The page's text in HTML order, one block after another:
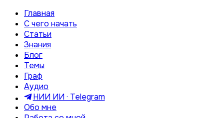
Главная
С чего начать
Статьи
Знания
Блог
Темы
Граф
Аудио
НИИ ИИ · Telegram
Обо мне